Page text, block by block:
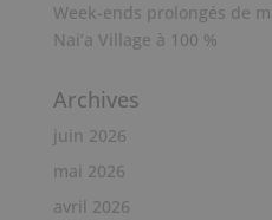
Week-ends prolongés de
Nai’a Village à 100 %
Archives
juin 2026
mai 2026
avril 2026